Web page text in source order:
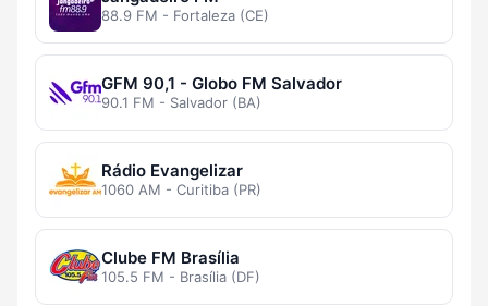
88.9 FM - Fortaleza (CE)
GFM 90,1 - Globo FM Salvador
90.1 FM - Salvador (BA)
Rádio Evangelizar
1060 AM - Curitiba (PR)
Clube FM Brasília
105.5 FM - Brasília (DF)